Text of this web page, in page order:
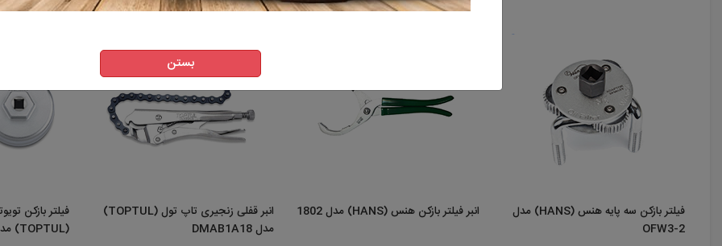
فیلتر بازکن سه پایه هنس (HANS) مدل
OFW3-2
انبر فیلتر بازکن هنس (HANS) مدل 1802
انبر قفلی زنجیری تاپ تول (TOPTUL)
مدل DMAB1A18
فیلتر بازکن
(TOPTUL) مدل ...
بستن